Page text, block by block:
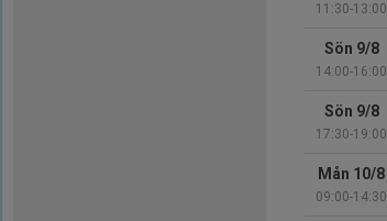
11:30-13:00
Sön 9/8
14:00-16:00
Sön 9/8
17:30-19:00
Mån 10/8
09:00-14:30